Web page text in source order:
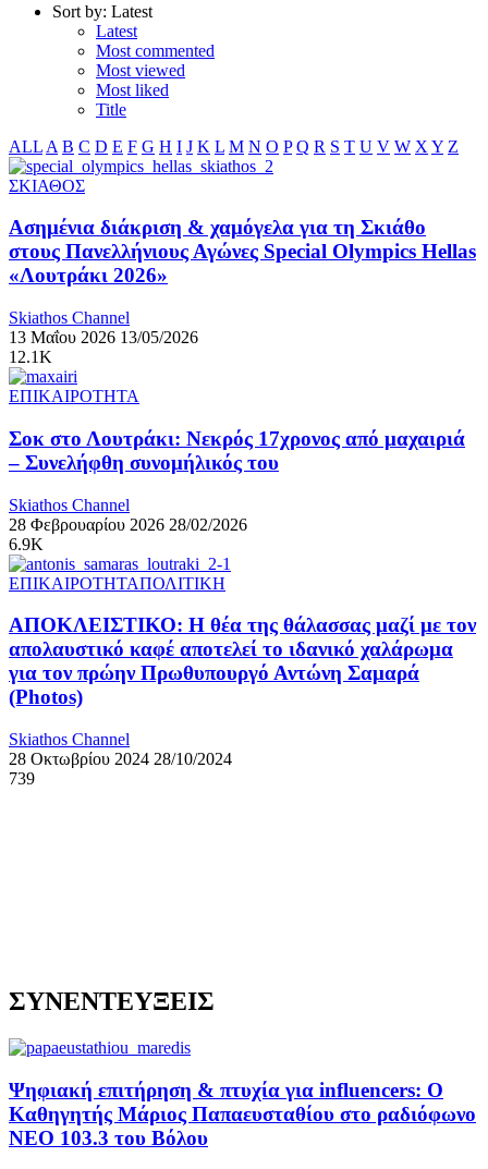
Sort by: Latest
Latest
Most commented
Most viewed
Most liked
Title
ALL A B C D E F G H I J K L M N O P Q R S T U V W X Y Z
ΣΚΙΑΘΟΣ
Ασημένια διάκριση & χαμόγελα για τη Σκιάθο
στους Πανελλήνιους Αγώνες Special Olympics Hellas
«Λουτράκι 2026»
Skiathos Channel
13 Μαΐου 2026 13/05/2026
12.1K
ΕΠΙΚΑΙΡΟΤΗΤΑ
Σοκ στο Λουτράκι: Νεκρός 17χρονος από μαχαιριά
– Συνελήφθη συνομήλικός του
Skiathos Channel
28 Φεβρουαρίου 2026 28/02/2026
6.9K
ΕΠΙΚΑΙΡΟΤΗΤΑΠΟΛΙΤΙΚΗ
ΑΠΟΚΛΕΙΣΤΙΚΟ: Η θέα της θάλασσας μαζί με τον
απολαυστικό καφέ αποτελεί το ιδανικό χαλάρωμα
για τον πρώην Πρωθυπουργό Αντώνη Σαμαρά
(Photos)
Skiathos Channel
28 Οκτωβρίου 2024 28/10/2024
739
ΣΥΝΕΝΤΕΥΞΕΙΣ
Ψηφιακή επιτήρηση & πτυχία για influencers: Ο
Καθηγητής Μάριος Παπαευσταθίου στο ραδιόφωνο
NEO 103.3 του Βόλου